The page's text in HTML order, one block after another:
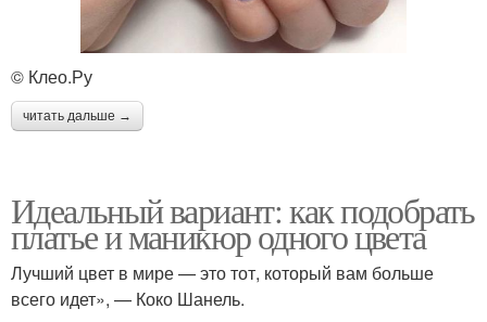
© Клео.Ру
читать дальше →
Идеальный вариант: как подобрать
платье и маникюр одного цвета
Лучший цвет в мире — это тот, который вам больше
всего идет», — Коко Шанель.